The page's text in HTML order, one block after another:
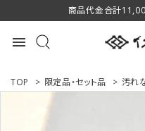
商品代金合計
menu
TOP > 限定品・セット品 > 汚れ